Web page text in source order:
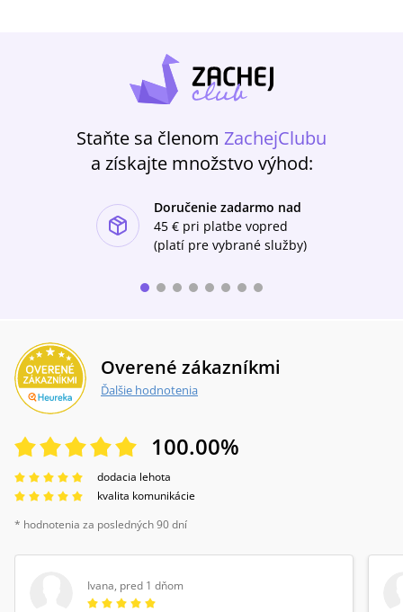
Staňte sa členom ZachejClubu
a získajte množstvo výhod:
Doručenie zadarmo nad
45 € pri platbe vopred
(platí pre vybrané služby)
Overené zákazníkmi
Ďalšie hodnotenia
100.00%
dodacia lehota
kvalita komunikácie
* hodnotenia za posledných 90 dní
Ivana, pred 1 dňom